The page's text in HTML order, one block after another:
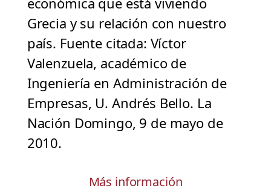
Grecia y su relación con nuestro
país. Fuente citada: Víctor
Valenzuela, académico de
Ingeniería en Administración de
Empresas, U. Andrés Bello. La
Nación Domingo, 9 de mayo de
2010.
Más información